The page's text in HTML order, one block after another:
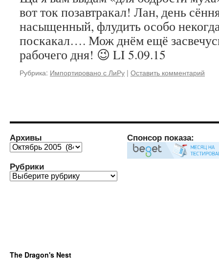
вот ток позавтракал! Лан, день
насыщенный, флудить особо
поскакал…. Мож днём ещё
рабочего дня! 😉 LI 5.09.15
Рубрика: Импортировано с ЛиРу | Оставить комментарий
Архивы
Архивы
Рубрики
Рубрики
Спонсор показа:
The Dragon's Nest